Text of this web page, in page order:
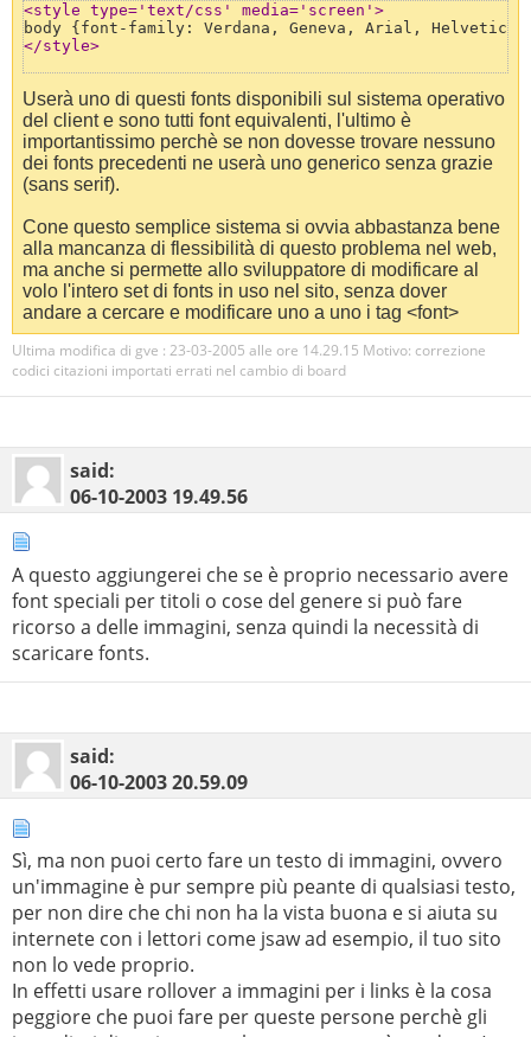
<style type='text/css' media='screen'>
</style>
Userà uno di questi fonts disponibili sul sistema operativo
del client e sono tutti font equivalenti, l'ultimo è
importantissimo perchè se non dovesse trovare nessuno
dei fonts precedenti ne userà uno generico senza grazie
(sans serif).
Cone questo semplice sistema si ovvia abbastanza bene
alla mancanza di flessibilità di questo problema nel web,
ma anche si permette allo sviluppatore di modificare al
volo l'intero set di fonts in uso nel sito, senza dover
andare a cercare e modificare uno a uno i tag <font>
Ultima modifica di gve : 23-03-2005 alle ore 14.29.15 Motivo: correzione
codici citazioni importati errati nel cambio di board
said:
06-10-2003 19.49.56
A questo aggiungerei che se è proprio necessario avere
font speciali per titoli o cose del genere si può fare
ricorso a delle immagini, senza quindi la necessità di
scaricare fonts.
said:
06-10-200320.59.09
Sì, ma non puoi certo fare un testo di immagini, ovvero
un'immagine è pur sempre più peante di qualsiasi testo,
per non dire che chi non ha la vista buona e si aiuta su
internete con i lettori come jsaw ad esempio, il tuo sito
non lo vede proprio.
In effetti usare rollover a immagini per i links è la cosa
peggiore che puoi fare per queste persone perchè gli